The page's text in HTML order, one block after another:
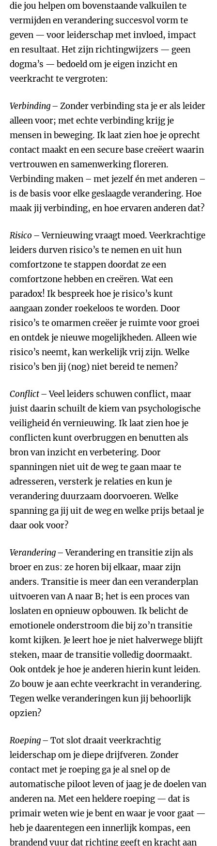
die jou helpen om bovenstaande valkuilen te
vermijden en verandering succesvol vorm te
geven — voor leiderschap met invloed, impact
en resultaat. Het zijn richtingwijzers — geen
dogma’s — bedoeld om je eigen inzicht en
veerkracht te vergroten:
Verbinding– Zonder verbinding sta je er als leider
alleen voor; met echte verbinding krijg je
mensen in beweging. Ik laat zien hoe je oprecht
contact maakt en een secure base creëert waarin
vertrouwen en samenwerking floreren.
Verbinding maken – met jezelf én met anderen –
is de basis voor elke geslaagde verandering. Hoe
maak jij verbinding, en hoe ervaren anderen dat?
Risico – Vernieuwing vraagt moed. Veerkrachtige
leiders durven risico’s te nemen en uit hun
comfortzone te stappen doordat ze een
comfortzone hebben en creëren. Wat een
paradox! Ik bespreek hoe je risico’s kunt
aangaan zonder roekeloos te worden. Door
risico’s te omarmen creëer je ruimte voor groei
en ontdek je nieuwe mogelijkheden. Alleen wie
risico’s neemt, kan werkelijk vrij zijn. Welke
risico’s ben jij (nog) niet bereid te nemen?
Conflict– Veel leiders schuwen conflict, maar
juist daarin schuilt de kiem van psychologische
veiligheid én vernieuwing. Ik laat zien hoe je
conflicten kunt overbruggen en benutten als
bron van inzicht en verbetering. Door
spanningen niet uit de weg te gaan maar te
adresseren, versterk je relaties en kun je
verandering duurzaam doorvoeren. Welke
spanning ga jij uit de weg en welke prijs betaal je
daar ook voor?
Verandering– Verandering en transitie zijn als
broer en zus: ze horen bij elkaar, maar zijn
anders. Transitie is meer dan een veranderplan
uitvoeren van A naar B; het is een proces van
loslaten en opnieuw opbouwen. Ik belicht de
emotionele onderstroom die bij zo’n transitie
komt kijken. Je leert hoe je niet halverwege blijft
steken, maar de transitie volledig doormaakt.
Ook ontdek je hoe je anderen hierin kunt leiden.
Zo bouw je aan echte veerkracht in verandering.
Tegen welke veranderingen kun jij behoorlijk
opzien?
Roeping– Tot slot draait veerkrachtig
leiderschap om je diepe drijfveren. Zonder
contact met je roeping ga je al snel op de
automatische piloot leven of jaag je de doelen van
anderen na. Met een heldere roeping — dat is
primair weten wie je bent en waar je voor gaat —
heb je daarentegen een innerlijk kompas, een
brandend vuur dat richting geeft en kracht aan